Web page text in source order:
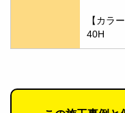
【カラ
40H